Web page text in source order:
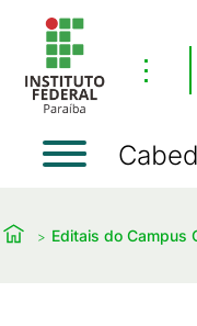
⋮
Editais do Campus